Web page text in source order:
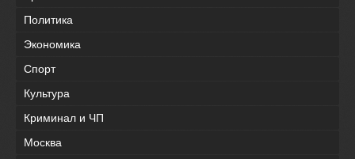
Политика
Экономика
Спорт
Культура
Криминал и ЧП
Москва